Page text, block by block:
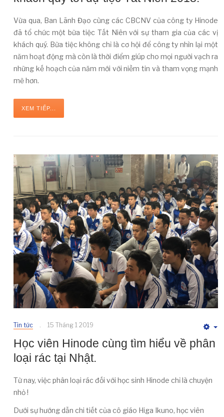
Vừa qua, Ban Lãnh Đạo cùng các CBCNV của công ty Hinode
đã tổ chức một bữa tiệc Tất Niên với sự tham gia của các vị
khách quý. Bữa tiệc không chỉ là cơ hội để công ty nhìn lại một
năm hoạt động mà còn là thời điểm giúp cho mọi người vạch ra
những kế hoạch của năm mới với niềm tin và tham vọng mạnh
mẽ hơn.
XEM TIẾP...
Tin tức 15 Tháng 1 2019
Học viên Hinode cùng tìm hiểu về phân
loại rác tại Nhật.
Từ nay, việc phân loại rác đối với học sinh Hinode chỉ là chuyện
nhỏ !
Dưới sự hướng dẫn chi tiết của cô giáo Higa Ikuno, học viên